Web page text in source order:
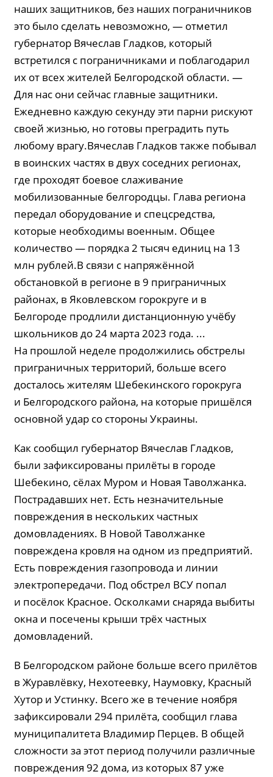
наших защитников, без наших пограничников
это было сделать невозможно, — отметил
губернатор Вячеслав Гладков, который
встретился с пограничниками и поблагодарил
их от всех жителей Белгородской области. —
Для нас они сейчас главные защитники.
Ежедневно каждую секунду эти парни рискуют
своей жизнью, но готовы преградить путь
любому врагу.Вячеслав Гладков также побывал
в воинских частях в двух соседних регионах,
где проходят боевое слаживание
мобилизованные белгородцы. Глава региона
передал оборудование и спецсредства,
которые необходимы военным. Общее
количество — порядка 2 тысяч единиц на 13
млн рублей.В связи с напряжённой
обстановкой в регионе в 9 приграничных
районах, в Яковлевском горокруге и в
Белгороде продлили дистанционную учёбу
школьников до 24 марта 2023 года. ...
На прошлой неделе продолжились обстрелы
приграничных территорий, больше всего
досталось жителям Шебекинского горокруга
и Белгородского района, на которые пришёлся
основной удар со стороны Украины.
Как сообщил губернатор Вячеслав Гладков,
были зафиксированы прилёты в городе
Шебекино, сёлах Муром и Новая Таволжанка.
Пострадавших нет. Есть незначительные
повреждения в нескольких частных
домовладениях. В Новой Таволжанке
повреждена кровля на одном из предприятий.
Есть повреждения газопровода и линии
электропередачи. Под обстрел ВСУ попал
и посёлок Красное. Осколками снаряда выбиты
окна и посечены крыши трёх частных
домовладений.
В Белгородском районе больше всего прилётов
в Журавлёвку, Нехотеевку, Наумовку, Красный
Хутор и Устинку. Всего же в течение ноября
зафиксировали 294 прилёта, сообщил глава
муниципалитета Владимир Перцев. В общей
сложности за этот период получили различные
повреждения 92 дома, из которых 87 уже